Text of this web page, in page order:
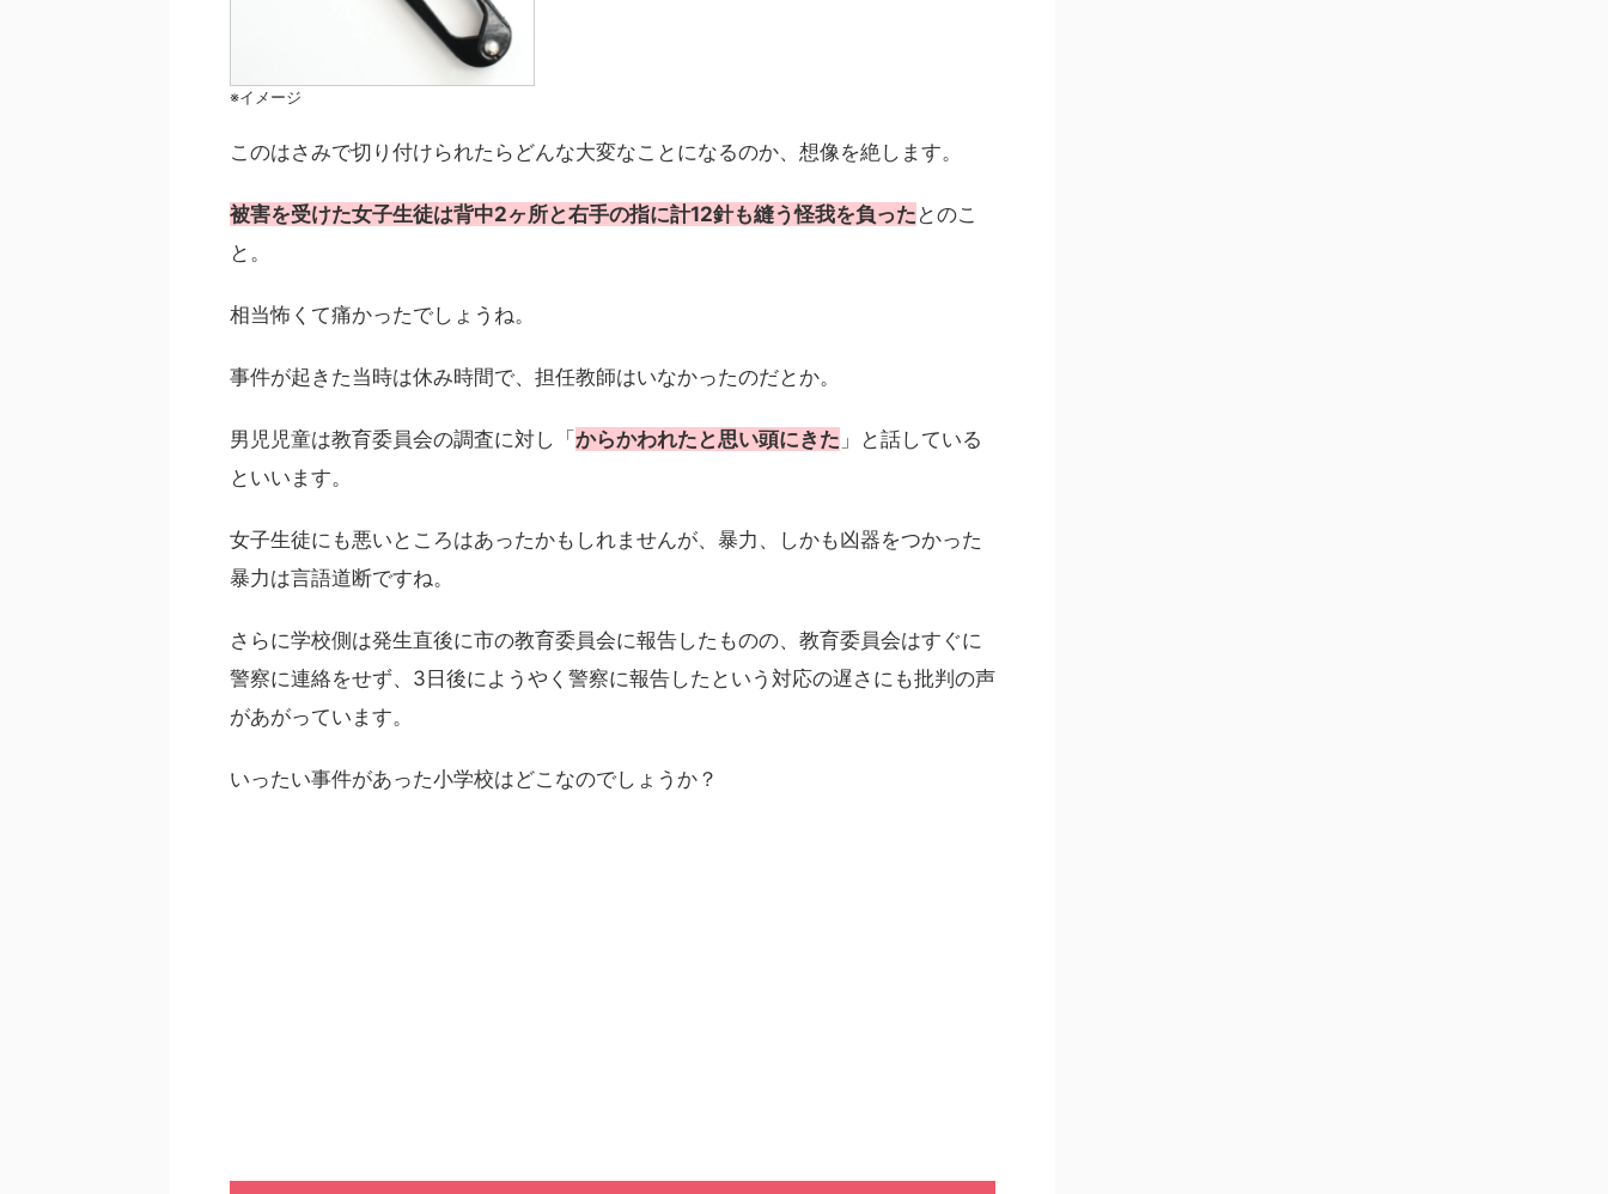
※イメージ
このはさみで切り付けられたらどんな大変なことになるのか、想像を絶します。
被害を受けた女子生徒は背中2ヶ所と右手の指に計12針も縫う怪我を負った とのこ
と。
相当怖くて痛かったでしょうね。
事件が起きた当時は休み時間で、担任教師はいなかったのだとか。
男児児童は教育委員会の調査に対し「 からかわれたと思い頭にきた 」と話している
といいます。
女子生徒にも悪いところはあったかもしれませんが、暴力、しかも凶器をつかった
暴力は言語道断ですね。
さらに学校側は発生直後に市の教育委員会に報告したものの、教育委員会はすぐに
警察に連絡をせず、3日後にようやく警察に報告したという対応の遅さにも批判の声
があがっています。
いったい事件があった小学校はどこなのでしょうか？